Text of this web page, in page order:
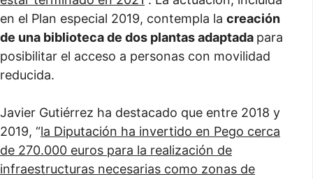
en el Plan especial 2019, contempla la creación
de una biblioteca de dos plantas adaptada para
posibilitar el acceso a personas con movilidad
reducida.
Javier Gutiérrez ha destacado que entre 2018 y
2019, “la Diputación ha invertido en Pego cerca
de 270.000 euros para la realización de
infraestructuras necesarias como zonas de